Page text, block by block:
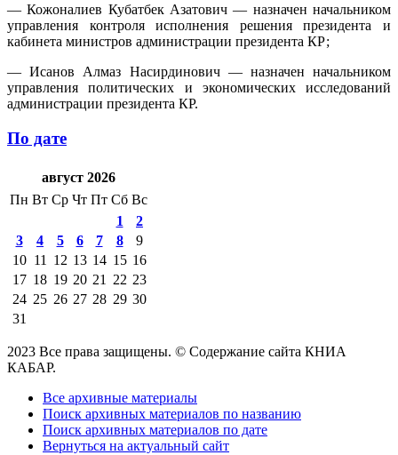
— Кожоналиев Кубатбек Азатович — назначен начальником
управления контроля исполнения решения президента и
кабинета министров администрации президента КР;
— Исанов Алмаз Насирдинович — назначен начальником
управления политических и экономических исследований
администрации президента КР.
По дате
август 2026
Пн Вт Ср Чт Пт Сб Вс
1
2
3
4 5 6 7 8
9
10 11 12 13 14 15 16
17 18 19 20 21 22 23
24 25 26 27 28 29 30
31
2023 Все права защищены. © Содержание сайта КНИА
КАБАР.
Все архивные материалы
Поиск архивных материалов по названию
Поиск архивных материалов по дате
Вернуться на актуальный сайт